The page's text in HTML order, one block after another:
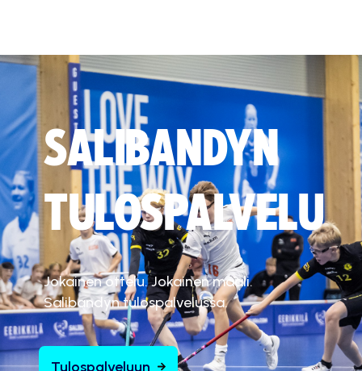
SALIBANDYN
TULOSPALVELU
Jokainen ottelu. Jokainen maali.
Salibandyn tulospalvelussa.
Tulospalveluun